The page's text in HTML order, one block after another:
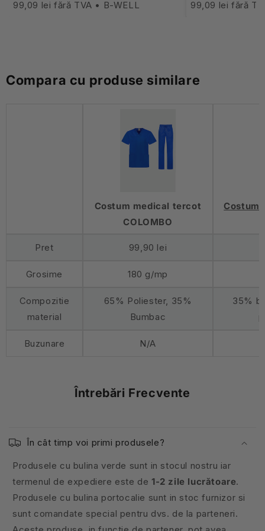
99,09 lei fără TVA • B-WELL 99,09 lei fără
Compara cu produse similare
Costum medical tercot
COLOMBO
Costum
Pret 99,90 lei
Grosime 180 g/mp
Compozitie
material
65% Poliester, 35%
Bumbac
35%
Buzunare N/A
Întrebări Frecvente
În cât timp voi primi produsele?
Produsele cu bulina verde sunt in stocul nostru iar
termenul de expediere este de1-2 zile lucrătoare.
Produsele cu bulina portocalie sunt in stoc furnizor si
sunt comandate special pentru dvs. de la parteneri.